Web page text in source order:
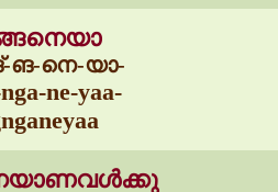
ങ-നെ-യാ-
ne-yaa-